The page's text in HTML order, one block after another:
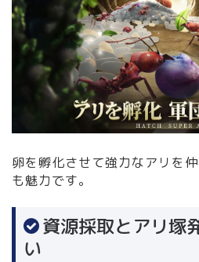
卵を孵化させて強力なアリを
も魅力です。
資源採取とアリ塚
い